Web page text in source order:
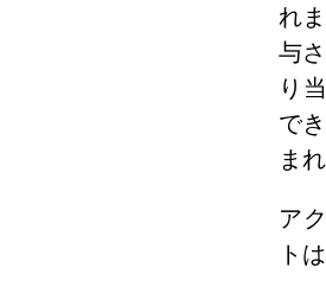
れ
与
り
で
ま
ア
ト